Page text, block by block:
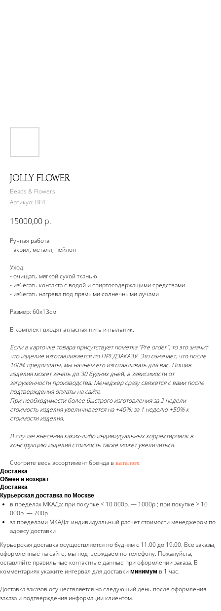
JOLLY FLOWER
Beads & Flowers
Артикул: BF4
15000,00 р.
Ручная работа
- акрил, металл, нейлон
Уход:
- очищать мягкой сухой тканью
- избегать контакта с водой и спиртосодержащими средствами
- избегать нагрева под прямыми солнечными лучами
Размер: 60х13см
В комплект входят атласная нить и пыльник.
Если в карточке товара присутствует пометка "Pre order", то это значит
что изделие изготавливается по ПРЕДЗАКАЗУ. Это означает, что после
100% предоплаты, мы начнем его изготавливать для вас. Пошив
изделия может занять до 30 будних дней, в зависимости от
загруженности производства. Менеджер сразу свяжется с вами после
подтверждения оплаты на сайте.
При необходимости более быстрого изготовления за 2 недели -
стоимость изделия увеличивается на +40%; за 1 неделю +50% к
стоимости изделия.
В случае внесения каких-либо индивидуальных корректировок в
конструкцию изделия стоимость также может увеличиться.
Смотрите весь ассортимент бренда в каталоге.
Доставка
Обмен и возврат
Доставка
Курьерская доставка по Москве
в пределах МКАДа: при покупке < 10 000р. — 1000р.; при покупке > 10
000р. — 700р.
за пределами МКАДа: индивидуальный расчет стоимости менеджером по
адресу доставки
Курьерская доставка осуществляется по будням с 11:00 до 19:00. Все заказы,
оформленные на сайте, мы подтверждаем по телефону. Пожалуйста,
оставляйте правильные контактные данные при оформлении заказа. В
комментариях укажите интервал для доставки минимум в 1 час.
Доставка заказов осуществляется на следующий день после оформления
заказа и подтверждения информации клиентом.